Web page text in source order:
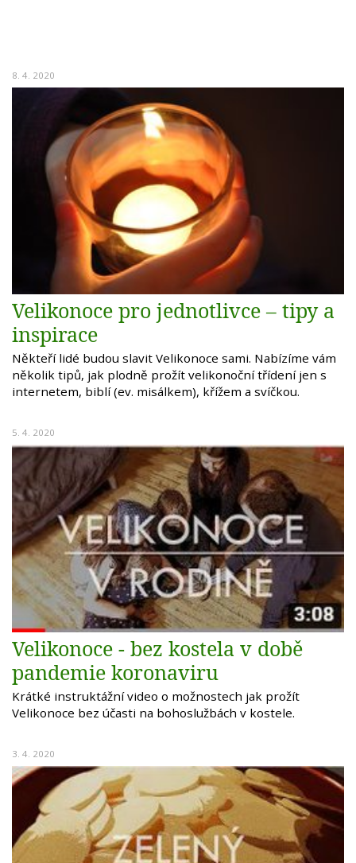
8. 4. 2020
Velikonoce pro jednotlivce – tipy a
inspirace
Někteří lidé budou slavit Velikonoce sami. Nabízíme vám
několik tipů, jak plodně prožít velikonoční třídení jen s
internetem, biblí (ev. misálkem), křížem a svíčkou.
5. 4. 2020
Velikonoce - bez kostela v době
pandemie koronaviru
Krátké instruktážní video o možnostech jak prožít
Velikonoce bez účasti na bohoslužbách v kostele.
3. 4. 2020